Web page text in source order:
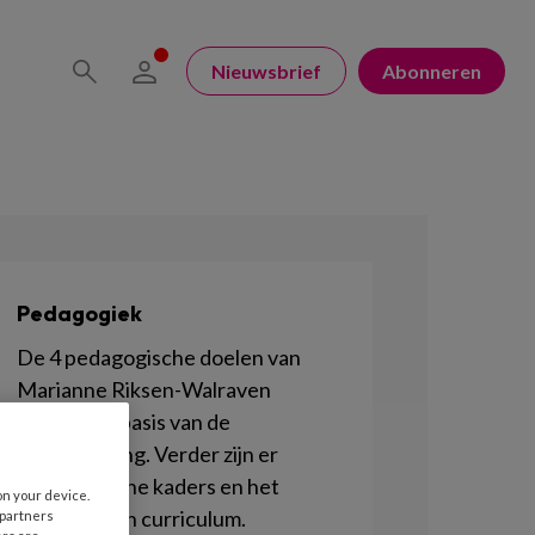
Nieuwsbrief Abonneren
Pedagogiek
De 4 pedagogische doelen van
Marianne Riksen-Walraven
vormen de basis van de
kinderopvang. Verder zijn er
Pedagogische kaders en het
Pedagogisch curriculum.
your device.